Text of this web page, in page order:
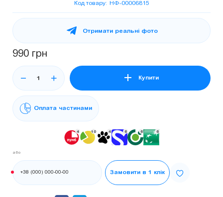
Код товару
НФ-00006815
Отримати реальні фото
990 грн
Купити
Оплата частинами
4 10 4 6 6 6
або
Телефон:
Замовити в 1 клік